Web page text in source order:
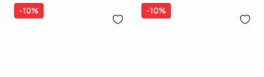
Внутренний диаметр 1(мм)
дозатор-распределитель топлива
Карта рассрочки онлайн
-10% -10%